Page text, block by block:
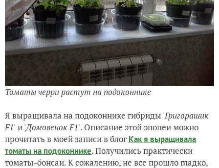
Томаты черри растут на подоконнике
Я выращивала на подоконнике гибриды 'Григорашик
F1' и 'Домовенок F1'. Описание этой эпопеи можно
прочитать в моей записи в блог Как я выращивала
томаты на подоконнике. Получились практически
томаты-бонсаи. К сожалению, не все прошло гладко,